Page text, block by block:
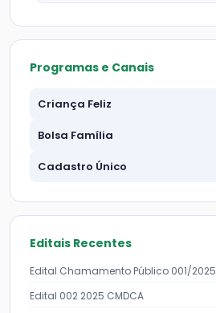
Programas e Canais
Criança Feliz
Bolsa Família
Cadastro Único
Editais Recentes
Edital Chamamento Público 001/2025
Edital 002 2025 CMDCA